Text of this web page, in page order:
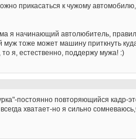
прикасаться к чужому
я начинающий автолюбитель,
тоже может машину приткнуть
я, естественно, поддержу мужа! :)
постоянно повторяющийся кадр-
хватает-но я сильно